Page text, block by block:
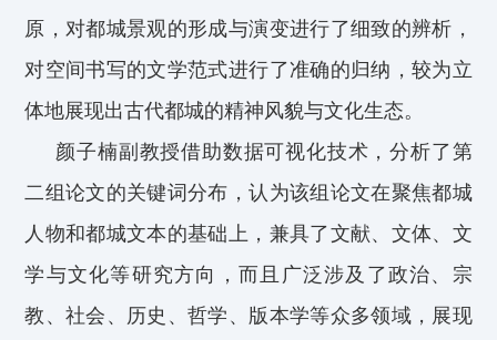
原，对都城景观的形成与演变进行了细致的辨析，
对空间书写的文学范式进行了准确的归纳 ，较为立
体地展现出古代都城的精神风貌与文化生态。
颜子楠副 教授借助数据可视化技术 ，分析了第
二组论文的关键词分布，认为该组 论文在聚焦都城
人物和都城文本的基础上， 兼具了文献、 文体、 文
学与文化等研究方向，而且 广泛涉及 了政治、 宗
教 、社会 、历史 、哲学 、版本学等众多领域， 展现